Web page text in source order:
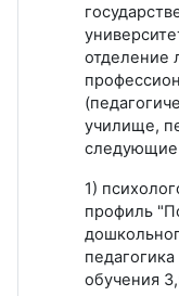
отделение
училище,
следующие
1)
профиль
обучения